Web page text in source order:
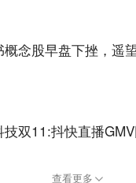
概念股早盘下挫，遥
技双11:抖快直播
查看更多